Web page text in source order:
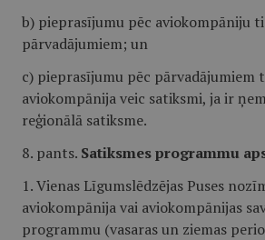
b) pieprasījumu pēc aviokompāniju
pārvadājumiem; un
c) pieprasījumu pēc
aviokompānija veic satiksmi, ja ir
reģionālā satiksme.
8. pants. Satiksmes programmu
1. Vienas Līgumslēdzējas Puses
aviokompānija vai aviokompānijas
programmu (vasaras un ziemas